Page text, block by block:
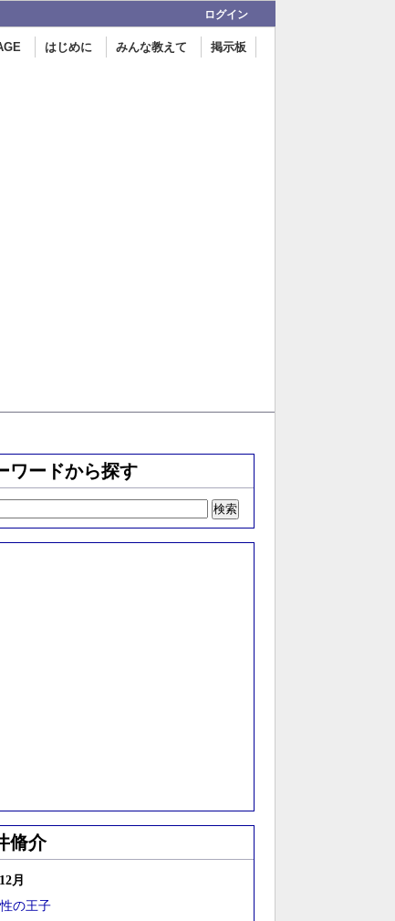
ログイン
掲示板
みんな教えて
はじめに
ワードから探す
脩介
月
の王子